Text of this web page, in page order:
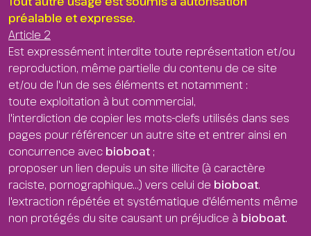
préalable et expresse.
Article 2
Est expressément interdite toute représentation et/ou
reproduction, même partielle du contenu de ce site
et/ou de l'un de ses éléments et notamment :
toute exploitation à but commercial,
l'interdiction de copier les mots-clefs utilisés dans ses
pages pour référencer un autre site et entrer ainsi en
concurrence avec bioboat ;
proposer un lien depuis un site illicite (à caractère
raciste, pornographique...) vers celui de bioboat.
l'extraction répétée et systématique d'éléments même
non protégés du site causant un préjudice à bioboat.